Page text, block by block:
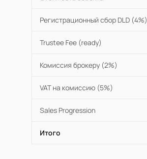
Регистрационный сбор DLD (4%)
Trustee Fee (ready)
Комиссия брокеру (2%)
VAT на комиссию (5%)
Sales Progression
Итого